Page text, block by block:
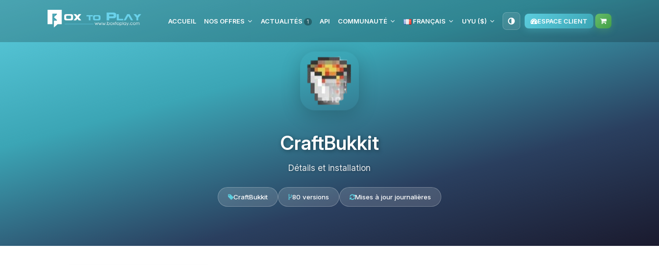
ACCUEIL NOS OFFRES ACTUALITÉS 1 API COMMUNAUTÉ FRANÇAIS UYU ($) ESPACE CLIENT
CraftBukkit
Détails et installation
CraftBukkit 80 versions Mises à jour journalières